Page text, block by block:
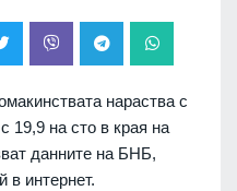
нараства с
19,9 на сто в края на
данните на БНБ,
в интернет.